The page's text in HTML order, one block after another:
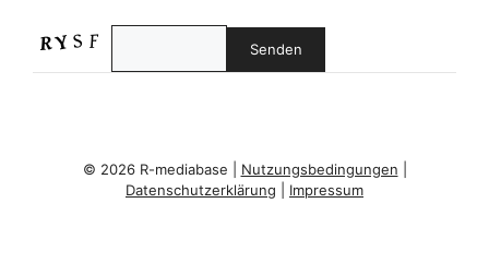
© 2026 R-mediabase | Nutzungsbedingungen
Datenschutzerklärung
Impressum